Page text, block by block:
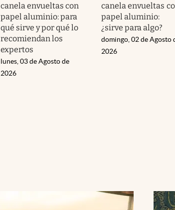
canela envueltas con
papel aluminio: para
qué sirve y por qué lo
recomiendan los
expertos
lunes, 03 de Agosto de
2026
canela envueltas
papel aluminio:
¿sirve para algo?
domingo, 02 de Agosto
2026